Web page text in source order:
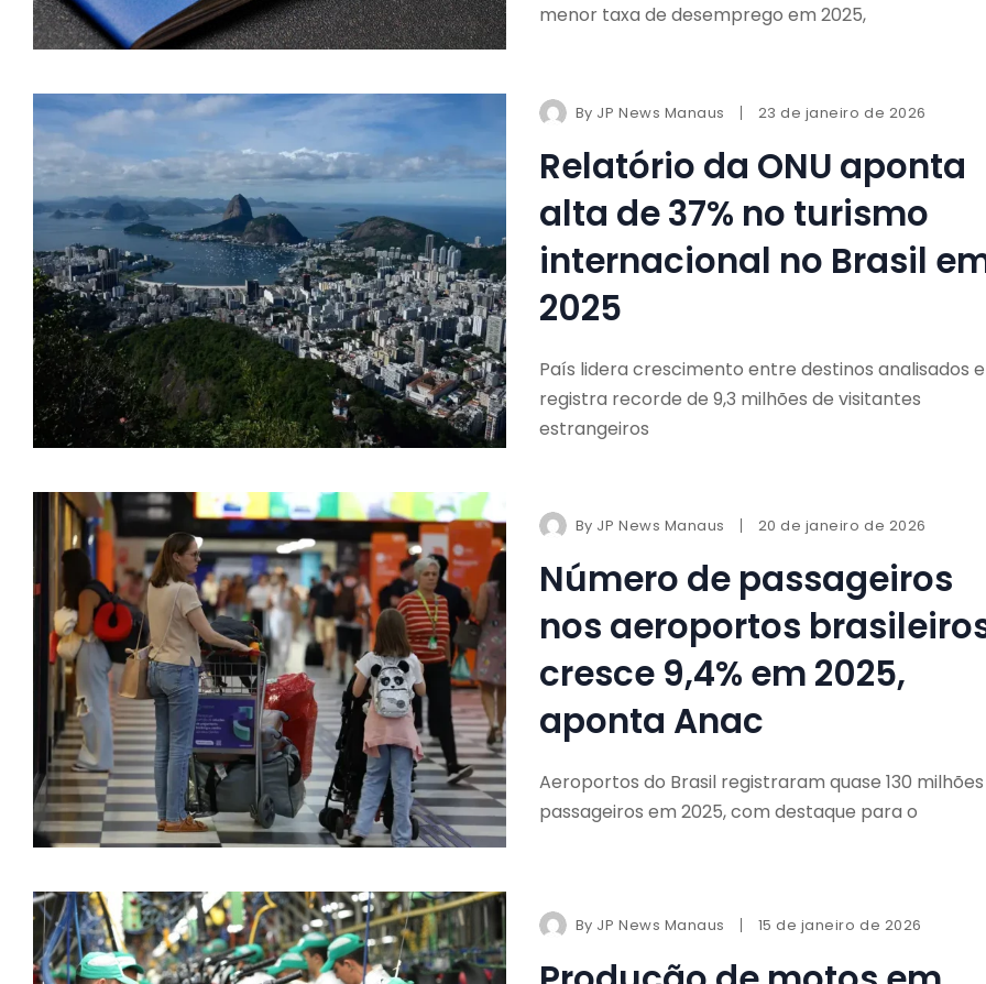
menor taxa de desemprego em 2025,
By JP News Manaus 23 de janeiro de 2026
Relatório da ONU aponta
alta de 37% no turismo
internacional no Brasil
2025
País lidera crescimento entre destinos analisados e
registra recorde de 9,3 milhões de visitantes
estrangeiros
By JP News Manaus 20 de janeiro de 2026
Número de passageiros
nos aeroportos
cresce 9,4% em 2025,
aponta Anac
Aeroportos do Brasil registraram quase 130
passageiros em 2025, com destaque para o
By JP News Manaus 15 de janeiro de 2026